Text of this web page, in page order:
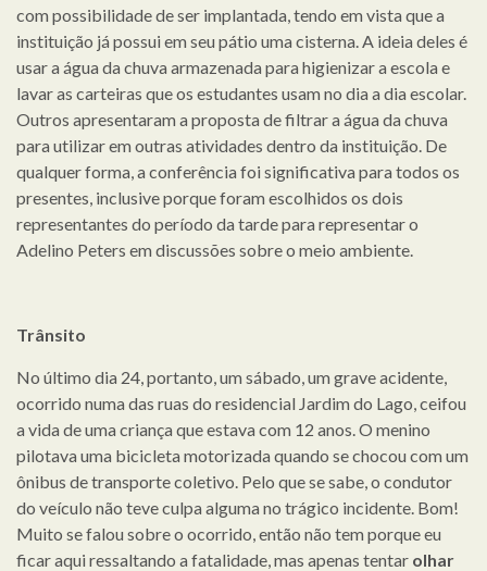
com possibilidade de ser implantada, tendo em vista que a
instituição já possui em seu pátio uma cisterna. A ideia deles é
usar a água da chuva armazenada para higienizar a escola e
lavar as carteiras que os estudantes usam no dia a dia escolar.
Outros apresentaram a proposta de filtrar a água da chuva
para utilizar em outras atividades dentro da instituição. De
qualquer forma, a conferência foi significativa para todos os
presentes, inclusive porque foram escolhidos os dois
representantes do período da tarde para representar o
Adelino Peters em discussões sobre o meio ambiente.
Trânsito
No último dia 24, portanto, um sábado, um grave acidente,
ocorrido numa das ruas do residencial Jardim do Lago, ceifou
a vida de uma criança que estava com 12 anos. O menino
pilotava uma bicicleta motorizada quando se chocou com um
ônibus de transporte coletivo. Pelo que se sabe, o condutor
do veículo não teve culpa alguma no trágico incidente. Bom!
Muito se falou sobre o ocorrido, então não tem porque eu
ficar aqui ressaltando a fatalidade, mas apenas tentar olhar